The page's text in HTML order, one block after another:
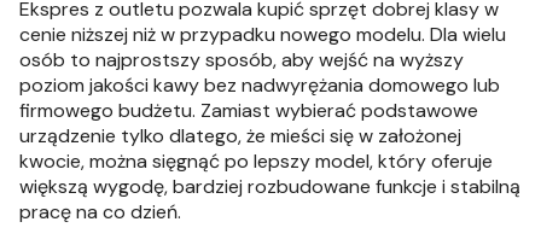
Ekspres z outletu pozwala kupić sprzęt dobrej klasy w
cenie niższej niż w przypadku nowego modelu. Dla wielu
osób to najprostszy sposób, aby wejść na wyższy
poziom jakości kawy bez nadwyrężania domowego lub
firmowego budżetu. Zamiast wybierać podstawowe
urządzenie tylko dlatego, że mieści się w założonej
kwocie, można sięgnąć po lepszy model, który oferuje
większą wygodę, bardziej rozbudowane funkcje i stabilną
pracę na co dzień.